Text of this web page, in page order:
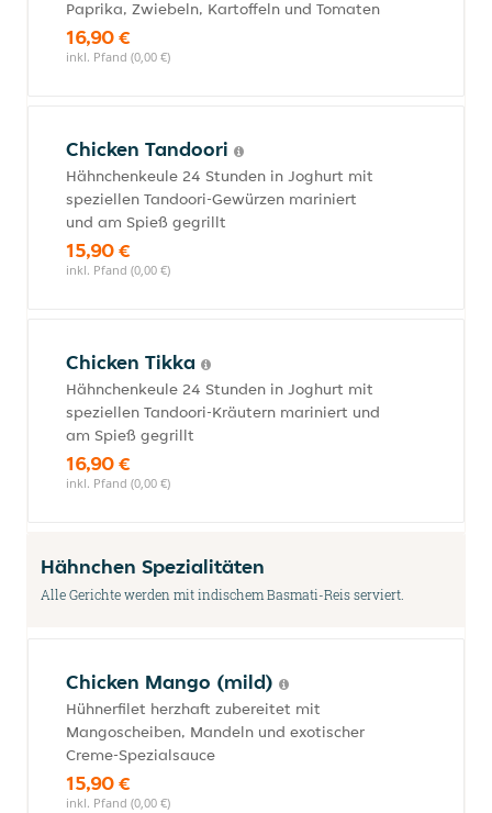
Paprika, Zwiebeln, Kartoffeln und Tomaten
16,90 €
inkl. Pfand (0,00 €)
Chicken Tandoori
Hähnchenkeule 24 Stunden in Joghurt mit
speziellen Tandoori-Gewürzen mariniert
und am Spieß gegrillt
15,90 €
inkl. Pfand (0,00 €)
Chicken Tikka
Hähnchenkeule 24 Stunden in Joghurt mit
speziellen Tandoori-Kräutern mariniert und
am Spieß gegrillt
16,90 €
inkl. Pfand (0,00 €)
Hähnchen Spezialitäten
Alle Gerichte werden mit indischem Basmati-Reis serviert.
Chicken Mango (mild)
Hühnerfilet herzhaft zubereitet mit
Mangoscheiben, Mandeln und exotischer
Creme-Spezialsauce
15,90 €
inkl. Pfand (0,00 €)